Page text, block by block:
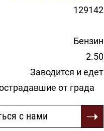
129142
Бензин
2.50
Заводится и едет
от града
с нами